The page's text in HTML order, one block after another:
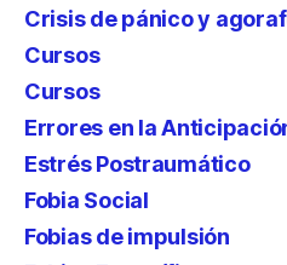
Crisis de pánico y
Cursos
Cursos
Errores en la
Estrés Postraumático
Fobia Social
Fobias de impulsión